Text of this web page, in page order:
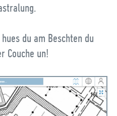
du am Beschten du
Couche un!